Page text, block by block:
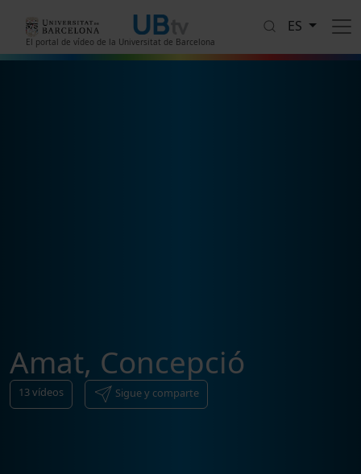
El portal de vídeo de la Universitat de Barcelona
ES
Amat, Concepció
13vídeos Sigue y comparte